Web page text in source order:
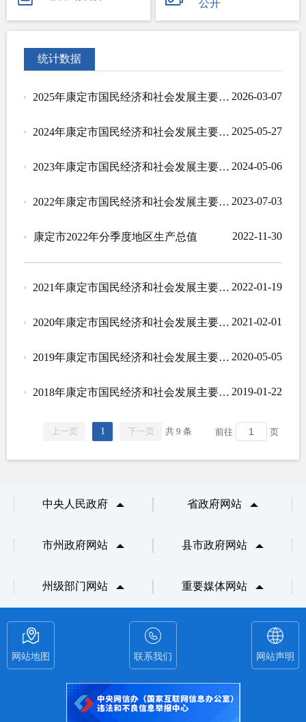
公开
统计数据
2025年康定市国民经济和社会发展主要统计指标 2026-03-07
2024年康定市国民经济和社会发展主要统计指标 2025-05-27
2023年康定市国民经济和社会发展主要统计指标 2024-05-06
2022年康定市国民经济和社会发展主要统计指标 2023-07-03
康定市2022年分季度地区生产总值 2022-11-30
2021年康定市国民经济和社会发展主要统计指标 2022-01-19
2020年康定市国民经济和社会发展主要统计指标 2021-02-01
2019年康定市国民经济和社会发展主要统计指标 2020-05-05
2018年康定市国民经济和社会发展主要统计指标 2019-01-22
上一页 1 下一页 共 9 条 前往 页
中央人民政府 省政府网站
市州政府网站 县市政府网站
州级部门网站 重要媒体网站
网站地图 联系我们 网站声明